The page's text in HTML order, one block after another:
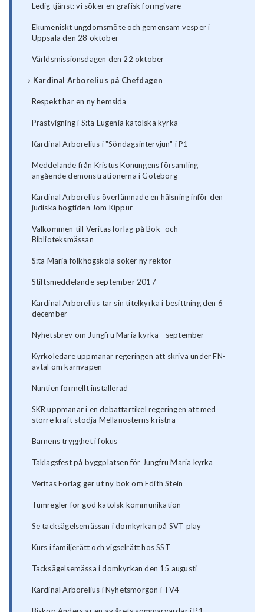
Ledig tjänst: vi söker en grafisk formgivare
Ekumeniskt ungdomsmöte och gemensam vesper i
Uppsala den 28 oktober
Världsmissionsdagen den 22 oktober
Kardinal Arborelius på Chefdagen
Respekt har en ny hemsida
Prästvigning i S:ta Eugenia katolska kyrka
Kardinal Arborelius i "Söndagsintervjun" i P1
Meddelande från Kristus Konungens församling
angående demonstrationerna i Göteborg
Kardinal Arborelius överlämnade en hälsning inför den
judiska högtiden Jom Kippur
Välkommen till Veritas förlag på Bok- och
Biblioteksmässan
S:ta Maria folkhögskola söker ny rektor
Stiftsmeddelande september 2017
Kardinal Arborelius tar sin titelkyrka i besittning den 6
december
Nyhetsbrev om Jungfru Maria kyrka - september
Kyrkoledare uppmanar regeringen att skriva under FN-
avtal om kärnvapen
Nuntien formellt installerad
SKR uppmanar i en debattartikel regeringen att med
större kraft stödja Mellanösterns kristna
Barnens trygghet i fokus
Taklagsfest på byggplatsen för Jungfru Maria kyrka
Veritas Förlag ger ut ny bok om Edith Stein
Tumregler för god katolsk kommunikation
Se tacksägelsemässan i domkyrkan på SVT play
Kurs i familjerätt och vigselrätt hos SST
Tacksägelsemässa i domkyrkan den 15 augusti
Kardinal Arborelius i Nyhetsmorgon i TV4